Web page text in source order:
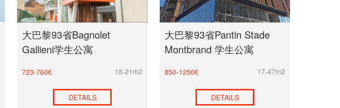
大巴黎93省Bagnolet
Gallieni学生公寓
723-760€ 18-21m2
DETAILS
大巴黎93省Pantin Stade
Montbrand 学生公寓
850-1250€ 17-47m2
DETAILS